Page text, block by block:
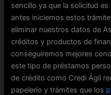
sencillo ya que la solicitud
antes iniciemos estos
eliminar nuestros datos de
créditos y productos de
conseguiremos mejores
este tipo de préstamos
de crédito como Credi Ágil
papelerío y trámites que los